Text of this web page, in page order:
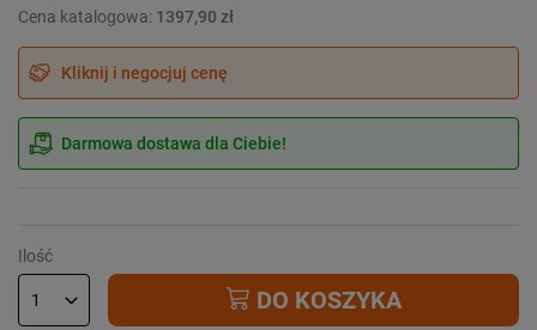
Cena katalogowa: 1397,90 zł
Kliknij i negocjuj cenę
Darmowa dostawa dla Ciebie!
Ilość
DO KOSZYKA